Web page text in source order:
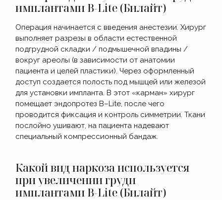
имплантами B-Lite (Билайт)
Операция начинается с введения анестезии. Хирург
выполняет разрезы в области естественной
подгрудной складки / подмышечной впадины /
вокруг ареолы (в зависимости от анатомии
пациента и целей пластики). Через оформленный
доступ создается полость под мышцей или железой
для установки импланта. В этот «карман» хирург
помещает эндопротез B–Lite, после чего
проводится фиксация и контроль симметрии. Ткани
послойно ушивают, на пациента надевают
специальный компрессионный бандаж.
Какой вид наркоза используется
при увеличении груди
имплантами B-Lite (Билайт)